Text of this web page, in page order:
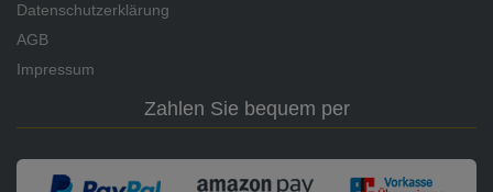
Datenschutzerklärung
AGB
Impressum
Zahlen Sie bequem per